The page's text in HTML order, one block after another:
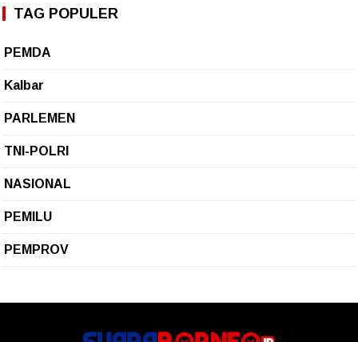
TAG POPULER
PEMDA
Kalbar
PARLEMEN
TNI-POLRI
NASIONAL
PEMILU
PEMPROV